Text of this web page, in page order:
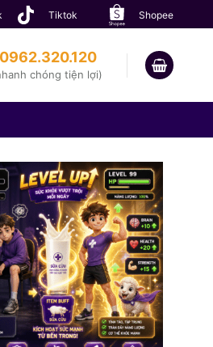
Tiktok Shopee
0962.320.120
chóng tiện lợi)